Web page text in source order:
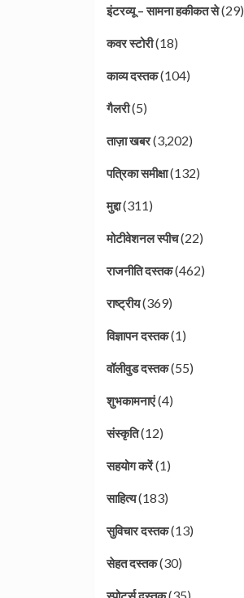
इंटरव्यू – सामना हकीकत से(29)
कवर स्टोरी(18)
काव्य दस्तक(104)
गैलरी(5)
ताज़ा खबर(3,202)
पत्रिका समीक्षा(132)
मुद्दा(311)
मोटीवेशनल स्पीच(22)
राजनीति दस्तक(462)
राष्ट्रीय(369)
विज्ञापन दस्तक(1)
वॉलीवुड दस्तक(55)
शुभकामनाएं(4)
संस्कृति(12)
सहयोग करें(1)
साहित्य(183)
सुविचार दस्तक(13)
सेहत दस्तक(30)